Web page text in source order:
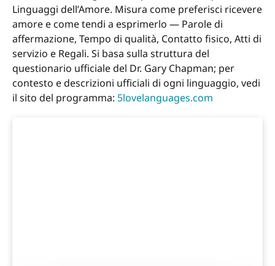
Linguaggi dell’Amore. Misura come preferisci ricevere
amore e come tendi a esprimerlo — Parole di
affermazione, Tempo di qualità, Contatto fisico, Atti di
servizio e Regali. Si basa sulla struttura del
questionario ufficiale del Dr. Gary Chapman; per
contesto e descrizioni ufficiali di ogni linguaggio, vedi
il sito del programma: 5lovelanguages.com